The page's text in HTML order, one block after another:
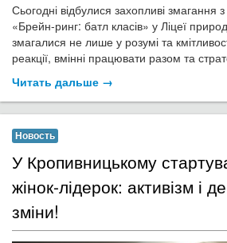
Сьогодні відбулися захопливі змагання з
«Брейн-ринг: батл класів» у Ліцеї
змагалися не лише у розумі та
реакції, вмінні працювати разом та
Читать дальше →
Новость
У Кропивницькому
жінок-лідерок: активізм і
зміни!